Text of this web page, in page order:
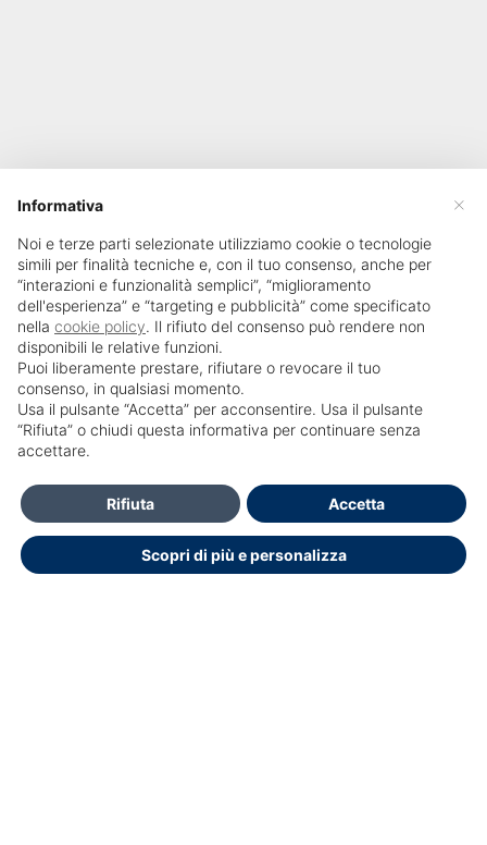
SailPortal 8.5.1 build 18
Contatti
Per Informazioni e accesso al portale Contattare Ufficio
Formazione: segreteria.didattica@hsr.it
×
Informativa
Noi e terze parti selezionate utilizziamo cookie o tecnologie
simili per finalità tecniche e, con il tuo consenso, anche per
“interazioni e funzionalità semplici”, “miglioramento
dell'esperienza” e “targeting e pubblicità” come specificato
nella cookie policy. Il rifiuto del consenso può rendere non
disponibili le relative funzioni.
Puoi liberamente prestare, rifiutare o revocare il tuo
consenso, in qualsiasi momento.
Usa il pulsante “Accetta” per acconsentire. Usa il pulsante
“Rifiuta” o chiudi questa informativa per continuare senza
accettare.
Scopri di più e personalizza
Rifiuta Accetta